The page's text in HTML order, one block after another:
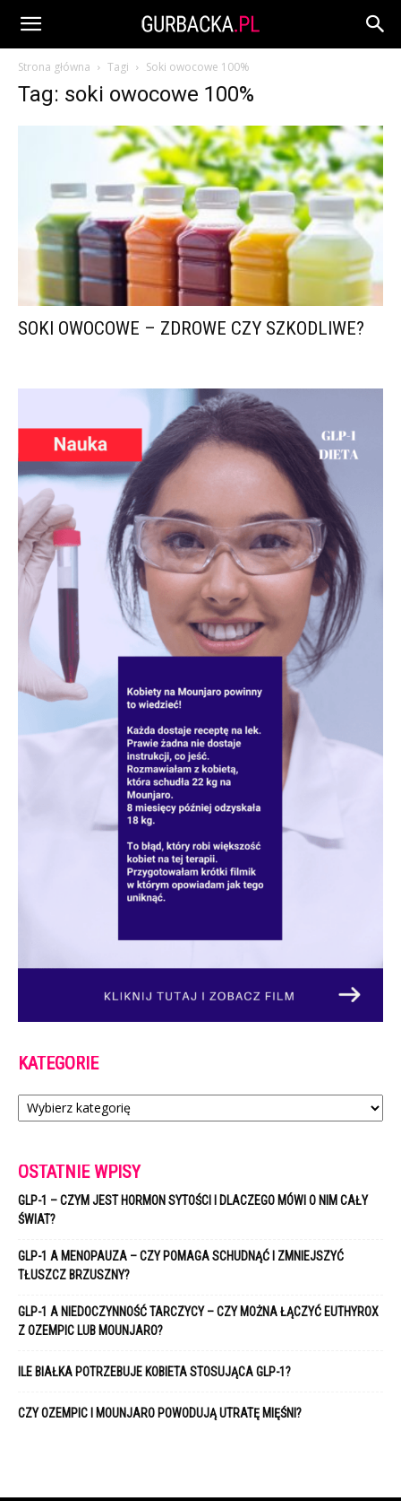
Strona główna Tagi Soki owocowe 100%
Tag: soki owocowe 100%
SOKI OWOCOWE – ZDROWE CZY SZKODLIWE?
KATEGORIE
Kategorie
OSTATNIE WPISY
GLP-1 – CZYM JEST HORMON SYTOŚCI I DLACZEGO MÓWI O NIM CAŁY
ŚWIAT?
GLP-1 A MENOPAUZA – CZY POMAGA SCHUDNĄĆ I ZMNIEJSZYĆ
TŁUSZCZ BRZUSZNY?
GLP-1 A NIEDOCZYNNOŚĆ TARCZYCY – CZY MOŻNA ŁĄCZYĆ EUTHYROX
Z OZEMPIC LUB MOUNJARO?
ILE BIAŁKA POTRZEBUJE KOBIETA STOSUJĄCA GLP-1?
CZY OZEMPIC I MOUNJARO POWODUJĄ UTRATĘ MIĘŚNI?